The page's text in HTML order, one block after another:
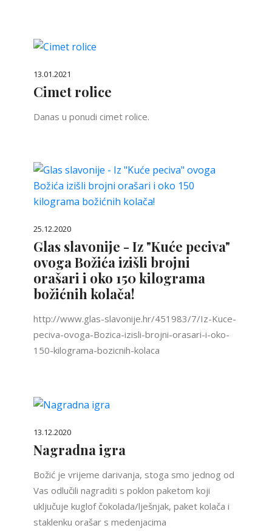
13.01.2021
Cimet rolice
Danas u ponudi cimet rolice.
25.12.2020
Glas slavonije - Iz "Kuće peciva"
ovoga Božića izišli brojni
orašari i oko 150 kilograma
božićnih kolača!
http://www.glas-slavonije.hr/451983/7/Iz-Kuce-
peciva-ovoga-Bozica-izisli-brojni-orasari-i-oko-
150-kilograma-bozicnih-kolaca
13.12.2020
Nagradna igra
Božić je vrijeme darivanja, stoga smo jednog od
Vas odlučili nagraditi s poklon paketom koji
uključuje kuglof čokolada/lješnjak, paket kolača i
staklenku orašar s medenjacima